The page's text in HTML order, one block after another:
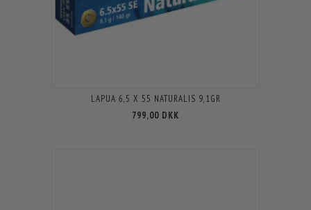
LAPUA 6,5 X 55 NATURALIS 9,1GR
799,00 DKK